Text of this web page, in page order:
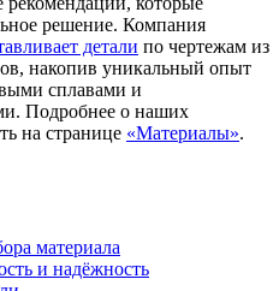
решение. Компания
детали по чертежам из
накопив уникальный опыт
сплавами и
Подробнее о наших
на странице «Материалы».
материала
и надёжность